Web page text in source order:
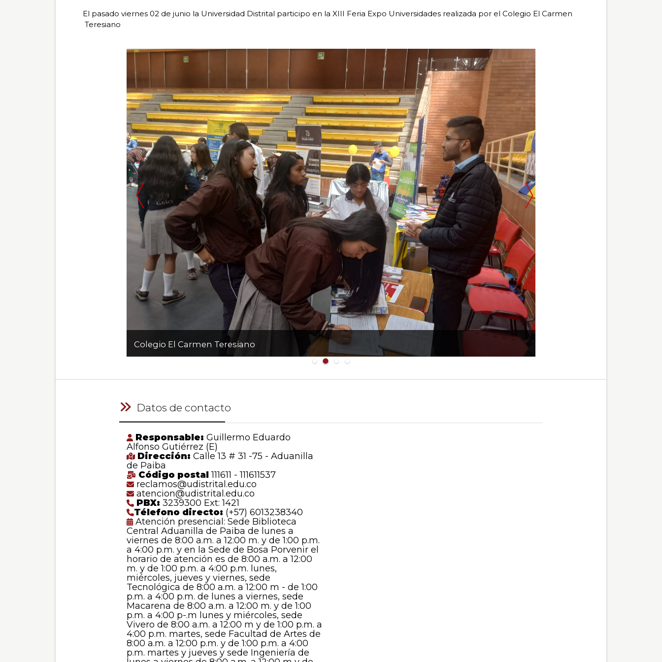
El pasado viernes 02 de junio la Universidad Distrital participo en la XIII Feria Expo Universidades realizada por el Colegio El Carmen
Teresiano
Colegio El Carmen Teresiano
Datos de contacto
Responsable: Guillermo Eduardo
Alfonso Gutiérrez (E)
Dirección: Calle 13 # 31 -75 - Aduanilla
de Paiba
Código postal111611 - 111611537
reclamos@udistrital.edu.co
atencion@udistrital.edu.co
PBX: 3239300 Ext: 1421
Télefono directo: (+57) 6013238340
Atención presencial: Sede Biblioteca
Central Aduanilla de Paiba de lunes a
viernes de 8:00 a.m. a 12:00 m. y de 1:00 p.m.
a 4:00 p.m. y en la Sede de Bosa Porvenir el
horario de atención es de 8:00 a.m. a 12:00
m. y de 1:00 p.m. a 4:00 p.m. lunes,
miércoles, jueves y viernes, sede
Tecnológica de 8:00 a.m. a 12:00 m - de 1:00
p.m. a 4:00 p.m. de lunes a viernes, sede
Macarena de 8:00 a.m. a 12:00 m. y de 1:00
p.m. a 4:00 p-.m lunes y miércoles, sede
Vivero de 8:00 a.m. a 12:00 m y de 1:00 p.m. a
4:00 p.m. martes, sede Facultad de Artes de
8:00 a.m. a 12:00 p.m. y de 1:00 p.m. a 4:00
p.m. martes y jueves y sede Ingeniería de